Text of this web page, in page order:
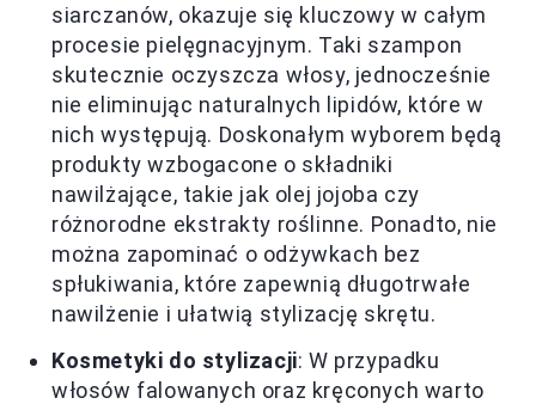
siarczanów, okazuje się kluczowy w całym
procesie pielęgnacyjnym. Taki szampon
skutecznie oczyszcza włosy, jednocześnie
nie eliminując naturalnych lipidów, które w
nich występują. Doskonałym wyborem będą
produkty wzbogacone o składniki
nawilżające, takie jak olej jojoba czy
różnorodne ekstrakty roślinne. Ponadto, nie
można zapominać o odżywkach bez
spłukiwania, które zapewnią długotrwałe
nawilżenie i ułatwią stylizację skrętu.
Kosmetyki do stylizacji: W przypadku
włosów falowanych oraz kręconych warto